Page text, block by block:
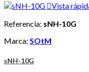
Vista
Referencia: sNH-10G
Marca: SOtM
sNH-10G